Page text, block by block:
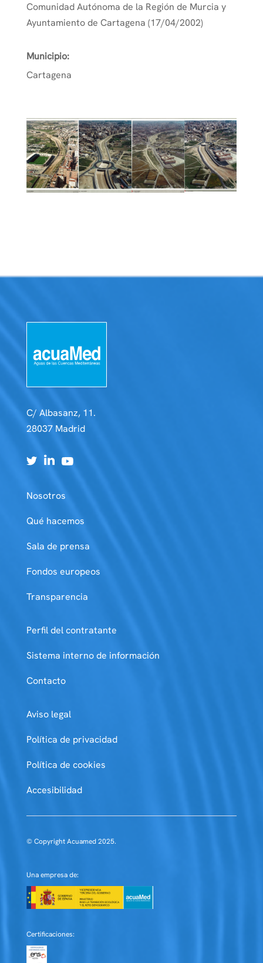
Comunidad Autónoma de la Región de Murcia y
Ayuntamiento de Cartagena (17/04/2002)
Municipio:
Cartagena
C/ Albasanz, 11.
28037 Madrid
Nosotros
Qué hacemos
Sala de prensa
Fondos europeos
Transparencia
Perfil del contratante
Sistema interno de información
Contacto
Aviso legal
Política de privacidad
Política de cookies
Accesibilidad
© Copyright Acuamed 2025.
Una empresa de:
Certificaciones: